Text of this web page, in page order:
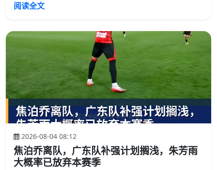
阅读全文
2026-08-04 08:12
焦泊乔离队，广东队补强计划搁浅，朱芳雨
大概率已放弃本赛季